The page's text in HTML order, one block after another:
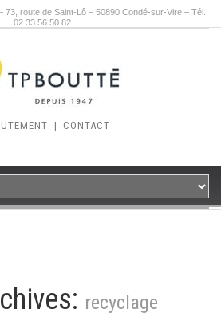
73, route de Saint-Lô – 50890 Condé-sur-Vire – Tél.
02 33 56 50 82
| CONTACT
recyclage